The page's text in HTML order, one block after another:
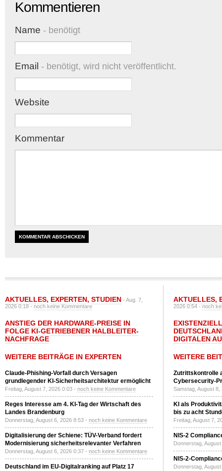
Kommentieren
Name - benötigt
Email - benötigt, wird nicht veröffentlicht.
Website
Kommentar
AKTUELLES, EXPERTEN, STUDIEN - Aug. 7,
2026 0:18 -noch keine Kommentare
ANSTIEG DER HARDWARE-PREISE IN
FOLGE KI-GETRIEBENER HALBLEITER-
NACHFRAGE
WEITERE BEITRÄGE IN EXPERTEN
Claude-Phishing-Vorfall durch Versagen
grundlegender KI-Sicherheitsarchitektur ermöglicht
Freitag, August 7, 2026 0:03 - noch keine Kommentare
Reges Interesse am 4. KI-Tag der Wirtschaft des
Landes Brandenburg
Donnerstag, August 6, 2026 8:53 - noch keine Kommentare
Digitalisierung der Schiene: TÜV-Verband fordert
Modernisierung sicherheitsrelevanter Verfahren
Donnerstag, August 6, 2026 0:37 - noch keine Kommentare
Deutschland im EU-Digitalranking auf Platz 17
AKTUELLES,
2026 0:54 -noch
DIGITALEN
WEITERE
Zutrittskontrolle
Cybersecurity-
Samstag, August
KI als
bis zu acht
Freitag, August 7,
NIS-2
Donnerstag,
NIS-2-
Donnerstag,